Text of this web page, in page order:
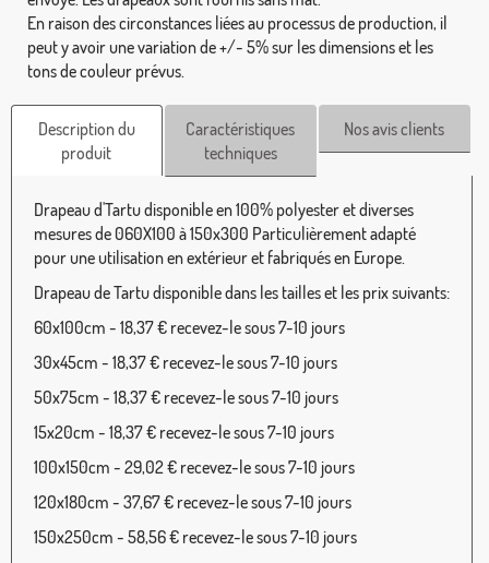
En raison des circonstances liées au processus de production, il
peut y avoir une variation de +/- 5% sur les dimensions et les
tons de couleur prévus.
Description du
produit
Caractéristiques
techniques
Nos avis clients
Drapeau d'Tartu disponible en 100% polyester et diverses
mesures de 060X100 à 150x300 Particulièrement adapté
pour une utilisation en extérieur et fabriqués en Europe.
Drapeau de Tartu disponible dans les tailles et les prix suivants:
60x100cm - 18,37 € recevez-le sous 7-10 jours
30x45cm - 18,37 € recevez-le sous 7-10 jours
50x75cm - 18,37 € recevez-le sous 7-10 jours
15x20cm - 18,37 € recevez-le sous 7-10 jours
100x150cm - 29,02 € recevez-le sous 7-10 jours
120x180cm - 37,67 € recevez-le sous 7-10 jours
150x250cm - 58,56 € recevez-le sous 7-10 jours